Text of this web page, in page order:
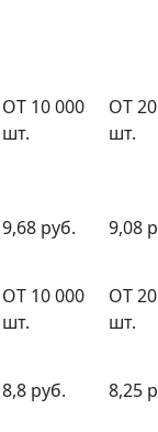
ОТ 10 000
шт.
ОТ
шт.
9,68 руб. 9,08
ОТ 10 000
шт.
ОТ
шт.
8,8 руб. 8,25